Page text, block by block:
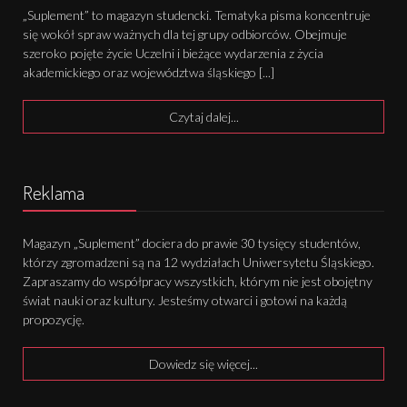
„Suplement” to magazyn studencki. Tematyka pisma koncentruje
się wokół spraw ważnych dla tej grupy odbiorców. Obejmuje
szeroko pojęte życie Uczelni i bieżące wydarzenia z życia
akademickiego oraz województwa śląskiego [...]
Czytaj dalej...
Reklama
Magazyn „Suplement” dociera do prawie 30 tysięcy studentów,
którzy zgromadzeni są na 12 wydziałach Uniwersytetu Śląskiego.
Zapraszamy do współpracy wszystkich, którym nie jest obojętny
świat nauki oraz kultury. Jesteśmy otwarci i gotowi na każdą
propozycję.
Dowiedz się więcej...